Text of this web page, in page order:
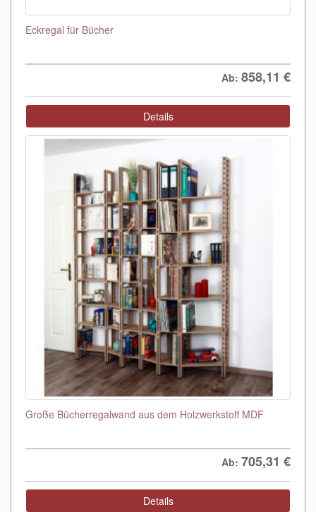
Eckregal für Bücher
Ab: 858,11 €
Details
Große Bücherregalwand aus dem Holzwerkstoff MDF
Ab: 705,31 €
Details